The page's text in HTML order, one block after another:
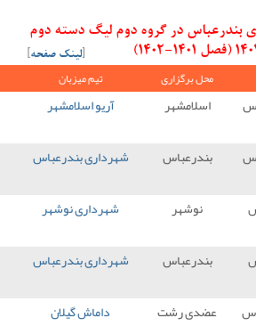
دوم
صفحه]
نتیجه تیم میهمان
3 - 0 شهرداری بندرعباس
1 - 1 کیان سام بابل
3 - 1 شهرداری بندرعباس
0 - 1 شهرداری رزاکان کرج
1 - 0 شهرداری بندرعباس